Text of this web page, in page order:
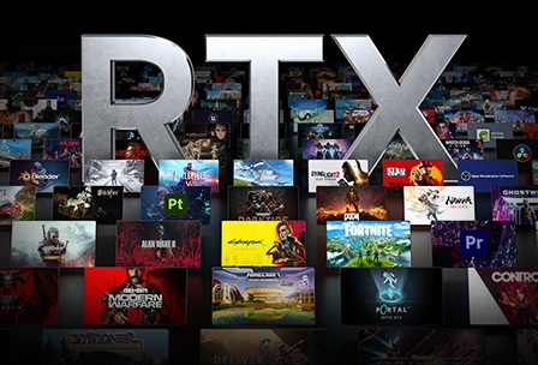
Warhammer 40,000: Darktide